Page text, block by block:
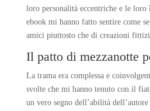
loro personalità eccentriche e le
ebook mi hanno fatto sentire come
amici piuttosto che di creazioni
Il patto di mezzanotte
La trama era complessa e
svolte che mi hanno tenuto con il
un vero segno dell’abilità